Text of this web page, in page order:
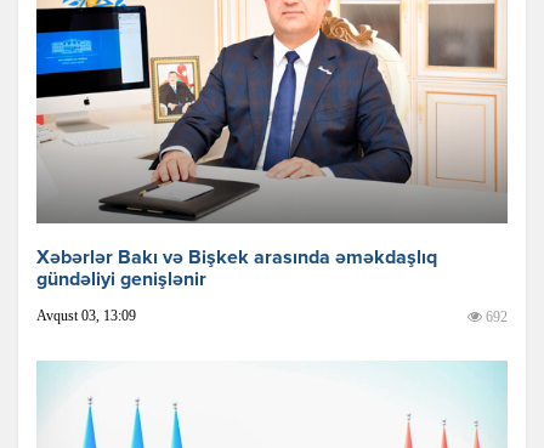
Xəbərlər Bakı və Bişkek arasında əməkdaşlıq
gündəliyi genişlənir
Avqust 03, 13:09 692